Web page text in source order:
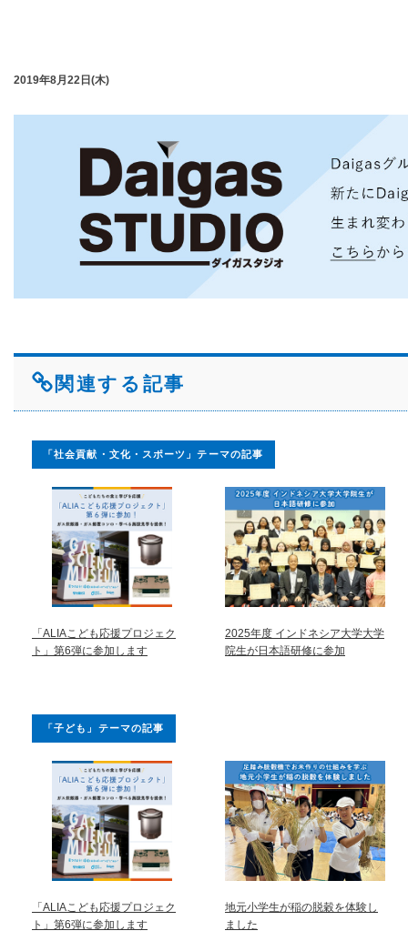
2019年8月22日(木)
関連する記事
「社会貢献・文化・スポーツ」テーマの記事
「ALIAこども応援プロジェク
ト」第6弾に参加します
2025年度 インドネシア大学大学
院生が日本語研修に参加
「子ども」テーマの記事
「ALIAこども応援プロジェク
ト」第6弾に参加します
地元小学生が稲の脱穀を体験し
ました